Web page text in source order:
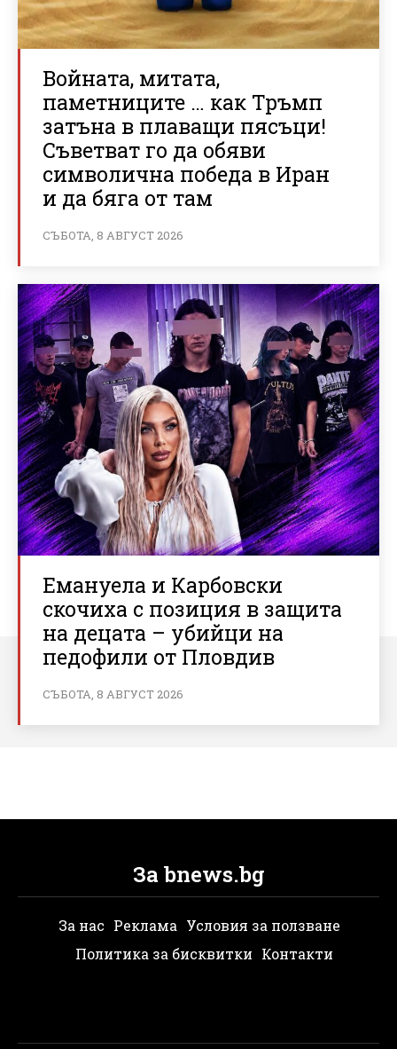
Войната, митата,
паметниците … как Тръмп
затъна в плаващи пясъци!
Съветват го да обяви
символична победа в Иран
и да бяга от там
СЪБОТА, 8 АВГУСТ 2026
Емануела и Карбовски
скочиха с позиция в защита
на децата – убийци на
педофили от Пловдив
СЪБОТА, 8 АВГУСТ 2026
За bnews.bg
За нас Реклама Условия за ползване
Политика за бисквитки Контакти